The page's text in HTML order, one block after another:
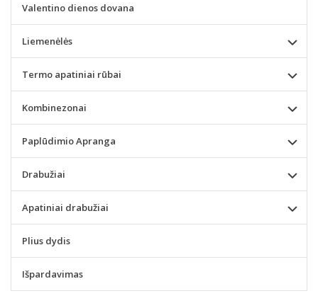
Valentino dienos dovana
Liemenėlės
Termo apatiniai rūbai
Kombinezonai
Paplūdimio Apranga
Drabužiai
Apatiniai drabužiai
Plius dydis
Išpardavimas